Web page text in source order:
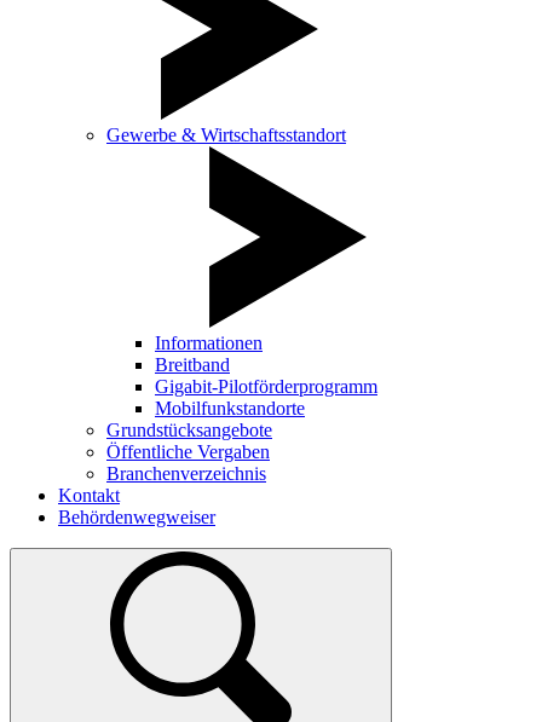
Gewerbe & Wirtschaftsstandort
Informationen
Breitband
Gigabit-Pilotförderprogramm
Mobilfunkstandorte
Grundstücksangebote
Öffentliche Vergaben
Branchenverzeichnis
Kontakt
Behördenwegweiser